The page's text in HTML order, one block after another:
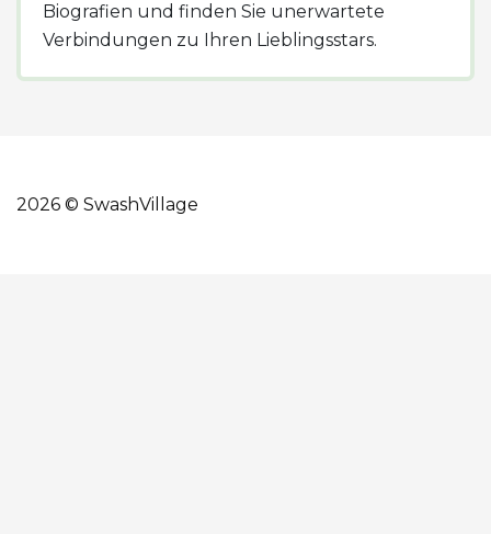
Biografien und finden Sie unerwartete
Verbindungen zu Ihren Lieblingsstars.
2026 © SwashVillage